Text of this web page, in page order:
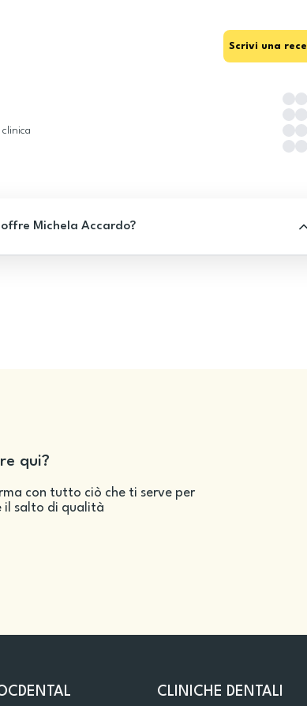
Scrivi una
Michela Accardo?
qui?
con tutto ciò che ti serve per
il salto di qualità
CLINICHE DENTALI